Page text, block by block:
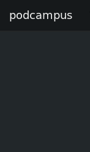
podcampus